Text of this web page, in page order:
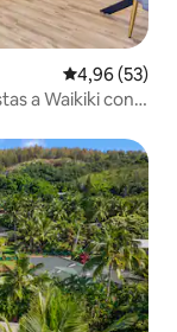
Calificación
4,96 (53)
a Waikiki con